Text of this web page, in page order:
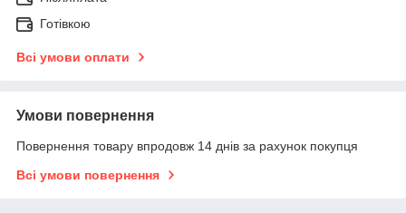
Готівкою
Всі умови оплати
Умови повернення
Повернення товару впродовж 14 днів за рахунок покупця
Всі умови повернення